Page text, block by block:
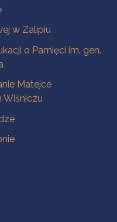
w Zalipiu
o Pamięci im. gen.
Matejce
Wiśniczu